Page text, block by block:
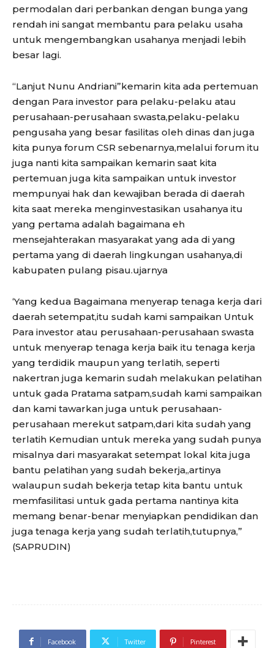
permodalan dari perbankan dengan bunga yang
rendah ini sangat membantu para pelaku usaha
untuk mengembangkan usahanya menjadi lebih
besar lagi.
“Lanjut Nunu Andriani”kemarin kita ada pertemuan
dengan Para investor para pelaku-pelaku atau
perusahaan-perusahaan swasta,pelaku-pelaku
pengusaha yang besar fasilitas oleh dinas dan juga
kita punya forum CSR sebenarnya,melalui forum itu
juga nanti kita sampaikan kemarin saat kita
pertemuan juga kita sampaikan untuk investor
mempunyai hak dan kewajiban berada di daerah
kita saat mereka menginvestasikan usahanya itu
yang pertama adalah bagaimana eh
mensejahterakan masyarakat yang ada di yang
pertama yang di daerah lingkungan usahanya,di
kabupaten pulang pisau.ujarnya
‘Yang kedua Bagaimana menyerap tenaga kerja dari
daerah setempat,itu sudah kami sampaikan Untuk
Para investor atau perusahaan-perusahaan swasta
untuk menyerap tenaga kerja baik itu tenaga kerja
yang terdidik maupun yang terlatih, seperti
nakertran juga kemarin sudah melakukan pelatihan
untuk gada Pratama satpam,sudah kami sampaikan
dan kami tawarkan juga untuk perusahaan-
perusahaan merekut satpam,dari kita sudah yang
terlatih Kemudian untuk mereka yang sudah punya
misalnya dari masyarakat setempat lokal kita juga
bantu pelatihan yang sudah bekerja,,artinya
walaupun sudah bekerja tetap kita bantu untuk
memfasilitasi untuk gada pertama nantinya kita
memang benar-benar menyiapkan pendidikan dan
juga tenaga kerja yang sudah terlatih,tutupnya,”
(SAPRUDIN)
Facebook Twitter Pinterest